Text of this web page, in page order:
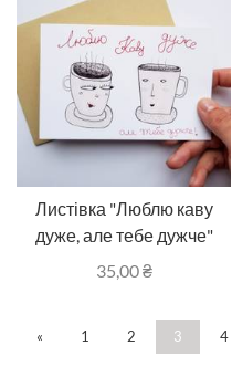
Листівка "Люблю каву
дуже, але тебе дужче"
35,00₴
« 1 2 3 4